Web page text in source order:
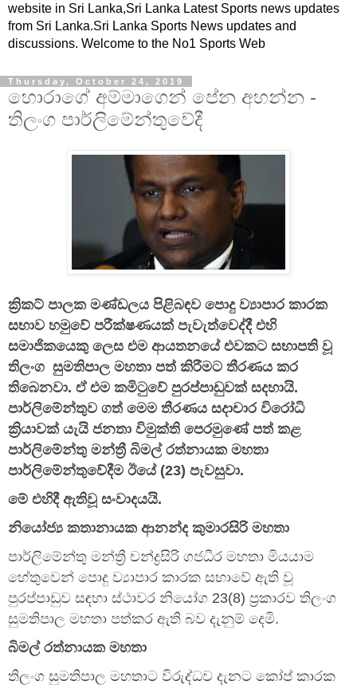
website in Sri Lanka,Sri Lanka Latest Sports news updates
from Sri Lanka.Sri Lanka Sports News updates and
discussions. Welcome to the No1 Sports Web
Thursday, October 24, 2019
හොරාගේ අම්මාගෙන් පේන අහන්න -
තිලංග පාර්ලිමේන්තුවේදී
ක්‍රිකට් පාලක මණ්ඩලය පිළිබඳව පොදු ව්‍යාපාර කාරක
සභාව හමුවේ පරීක්ෂණයක් පැවැත්වෙද්දී එහි
සමාජිකයෙකු ලෙස එම ආයතනයේ එවකට සභාපති වූ
තිලංග සුමතිපාල මහතා පත් කිරීමට තීරණය කර
තිබෙනවා. ඒ එම කමිටුවේ පුරප්පාඩුවක් සදහායි.
පාර්ලිමේන්තුව ගත් මෙම තීරණය සදාචාර විරෝධි
ක්‍රියාවක් යැයි ජනතා විමුක්ති පෙරමුණේ පත් කළ
පාර්ලිමේන්තු මන්ත්‍රී බිමල් රත්නායක මහතා
පාර්ලිමේන්තුවේදීම ඊයේ (23) පැවසුවා.
මේ එහිදී ඇතිවූ සංවාදයයි.
නියෝජ්‍ය කතානායක ආනන්ද කුමාරසිරි මහතා
පාර්ලිමේන්තු මන්ත්‍රී චන්ද්‍රසිරි ගජධීර මහතා මියයාම
හේතුවෙන් පොදු ව්‍යාපාර කාරක සභාවේ ඇති වූ
පුරප්පාඩුව සඳහා ස්ථාවර නියෝග 23(8) ප්‍රකාරව තිලංග
සුමතිපාල මහතා පත්කර ඇති බව දැනුම් දෙමි.
බිමල් රත්නායක මහතා
තිලංග සුමතිපාල මහතාට විරුද්ධව දැනට කෝප් කාරක